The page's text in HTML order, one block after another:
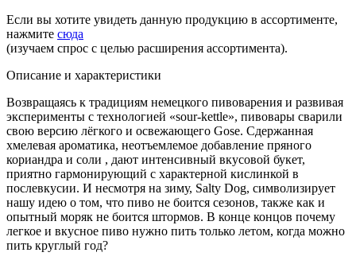
Если вы хотите увидеть данную продукцию в ассортименте,
нажмите сюда
(изучаем спрос с целью расширения ассортимента).
Описание и характеристики
Возвращаясь к традициям немецкого пивоварения и развивая
эксперименты с технологией «sour-kettle», пивовары сварили
свою версию лёгкого и освежающего Gose. Сдержанная
хмелевая ароматика, неотъемлемое добавление пряного
кориандра и соли , дают интенсивный вкусовой букет,
приятно гармонирующий с характерной кислинкой в
послевкусии. И несмотря на зиму, Salty Dog, символизирует
нашу идею о том, что пиво не боится сезонов, также как и
опытный моряк не боится штормов. В конце концов почему
легкое и вкусное пиво нужно пить только летом, когда можно
пить круглый год?